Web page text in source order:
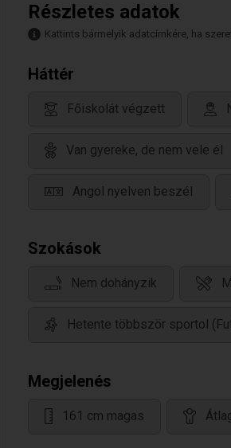
Részletes adatok
Kattints bármelyik adatcímkére, ha
Háttér
Főiskolát végzett
Van gyereke, de nem vele él
Angol nyelven beszél
Szokások
Nem dohányzik
Hetente többször sportol
Megjelenés
161 cm magas